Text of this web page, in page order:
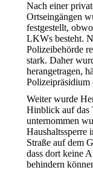
Nach einer
Ortseingängen
festgestellt,
LKWs besteht.
Polizeibehörde
stark. Daher
herangetragen,
Polizeipräsidium
Weiter wurde
Hinblick auf das
unternommen
Haushaltssperre
Straße auf dem
dass dort keine
behindern